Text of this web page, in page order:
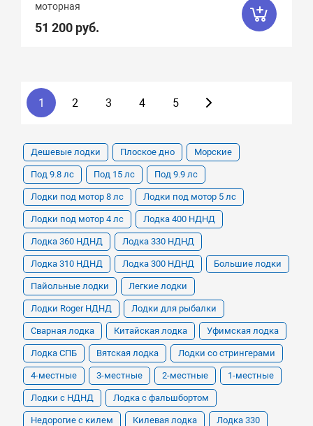
моторная
51 200 руб.
1 2 3 4 5
Дешевые лодки Плоское дно Морские
Под 9.8 лс Под 15 лс Под 9.9 лс
Лодки под мотор 8 лс Лодки под мотор 5 лс
Лодки под мотор 4 лс Лодка 400 НДНД
Лодка 360 НДНД Лодка 330 НДНД
Лодка 310 НДНД Лодка 300 НДНД Большие лодки
Пайольные лодки Легкие лодки
Лодки Roger НДНД Лодки для рыбалки
Сварная лодка Китайская лодка Уфимская лодка
Лодка СПБ Вятская лодка Лодки со стрингерами
4-местные 3-местные 2-местные 1-местные
Лодки с НДНД Лодка с фальшбортом
Недорогие с килем Килевая лодка Лодка 330